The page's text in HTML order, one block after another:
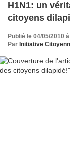
H1N1: un
citoyens
Publié le 04/05/2010
Par Initiative